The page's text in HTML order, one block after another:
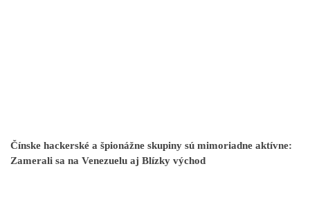
Čínske hackerské a špionážne skupiny sú mimoriadne aktívne:
Zamerali sa na Venezuelu aj Blízky východ